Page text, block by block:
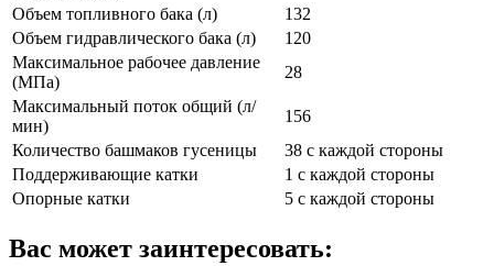
Объем топливного бака (л)
132
Объем гидравлического бака (л)
120
Максимальное рабочее давление
(МПа)
28
Максимальный поток общий (л/
мин)
156
Количество башмаков гусеницы
38 с каждой стороны
Поддерживающие катки
1 с каждой стороны
Опорные катки
5 с каждой стороны
Вас может заинтересовать: